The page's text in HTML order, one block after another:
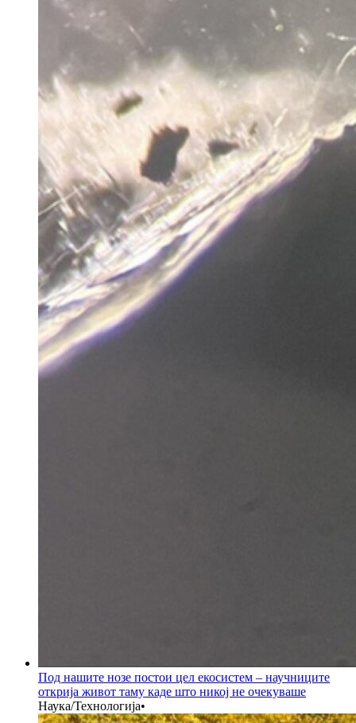
Под нашите нозе постои цел екосистем – научниците
открија живот таму каде што никој не очекуваше
Наука/Технологија•